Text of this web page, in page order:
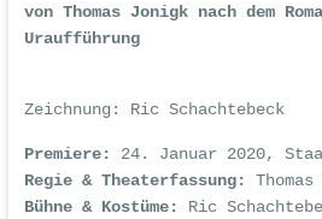
von Thomas Jonigk nach dem
Uraufführung
Zeichnung: Ric Schachtebeck
Premiere:
24. Januar 2020,
Regie & Theaterfassung:
Bühne & Kostüme:
Ric